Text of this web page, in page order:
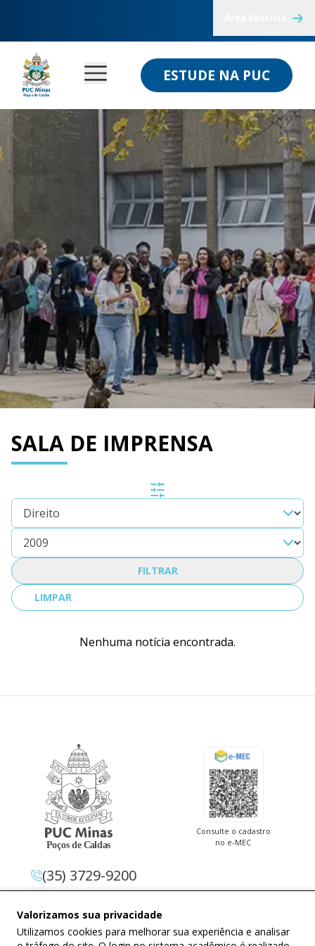
ESTUDE NA PUC
SALA DE IMPRENSA
FILTRAR
LIMPAR
Nenhuma notícia encontrada.
Valorizamos sua privacidade
Utilizamos cookies para melhorar sua experiência e analisar
Consulte o cadastro
no e-MEC
(35) 3729-9200
Jardim Country Club 37.714-620 –